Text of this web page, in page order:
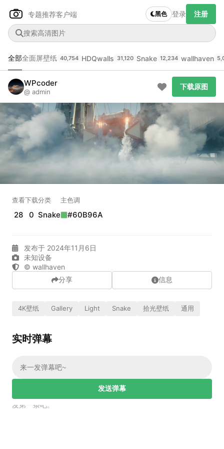
专题推荐客户端 黑色 登录 注册
全部全面屏壁纸 40,754 HDQwalls 31,120 Snake 12,234 wallhaven
WPcoder
@ admin
下载原图
查看
28
下载
0
分类
Snake
主色调
#60B96A
发布于 2024年11月6日
未知设备
© wallhaven
分享 信息
4K壁纸 Gallery Light Snake 拾光壁纸 通用
实时弹幕
发送弹幕
，发第一条吧。
下载原图
--
下载分类
--
主色调
--
未知设备
在主题许可下可免费使用
加载弹幕...